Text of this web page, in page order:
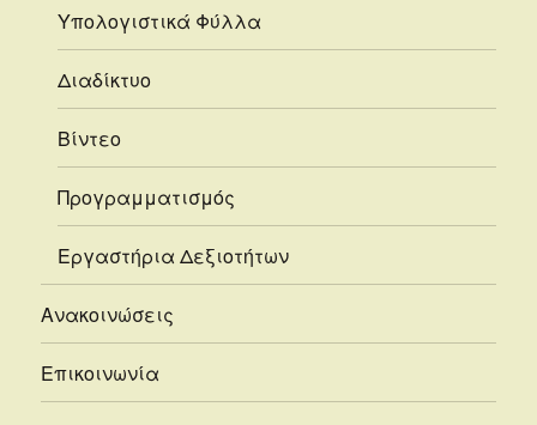
Υπολογιστικά Φύλλα
Διαδίκτυο
Βίντεο
Προγραμματισμός
Εργαστήρια Δεξιοτήτων
Ανακοινώσεις
Επικοινωνία